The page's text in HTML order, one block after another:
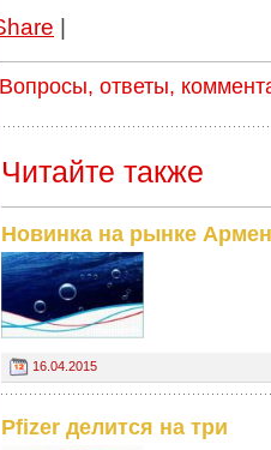
|
Вопросы, ответы,
Читайте также
Новинка на рынке
16.04.2015
Pfizer делится на три